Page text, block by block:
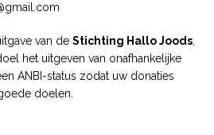
van de Stichting Hallo Joods,
het uitgeven van onafhankelijke
ANBI-status zodat uw donaties
doelen.